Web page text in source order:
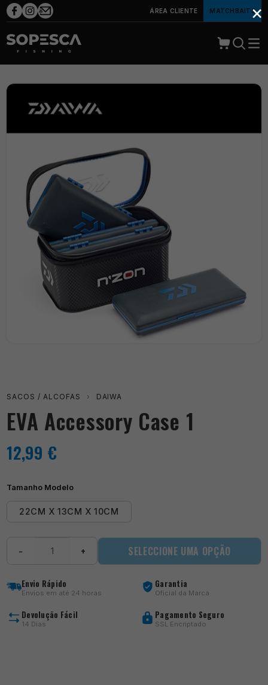
ÁREA CLIENTE MATCHBAITS
SACOS / ALCOFAS › DAIWA
EVA Accessory Case 1
12,99 €
Tamanho Modelo
22CM X 13CM X 10CM
Case
− + SELECCIONE UMA OPÇÃO
Envio Rápido
Envios em até 24 horas
Garantia
Oficial da Marca
Devolução Fácil
14 Dias
Pagamento Seguro
SSL Encriptado
×